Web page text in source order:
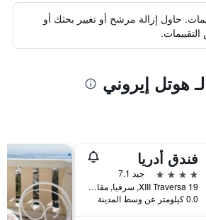
حاول إزالة مرشح أو تغيير بحثك أو
هوتل إيروني
فندق أدريا
4 نجوم
جيد 7.1
XIII Traversa 19, سرفيا, مقاطعة رافينا, إيطاليا
0.0 كيلومتر عن وسط المدينة